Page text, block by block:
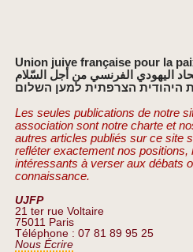
Union juive française pour la
اليهودي الفرنسي من أجل السّلام
היהודית הצרפתית למען השלום
Les seules publications de notre
association sont notre charte et
autres articles publiés sur ce site
refléter exactement nos positions,
intéressants à verser aux débats
connaissance.
UJFP
21 ter rue Voltaire
75011 Paris
Téléphone : 07 81 89 95 25
Nous Écrire